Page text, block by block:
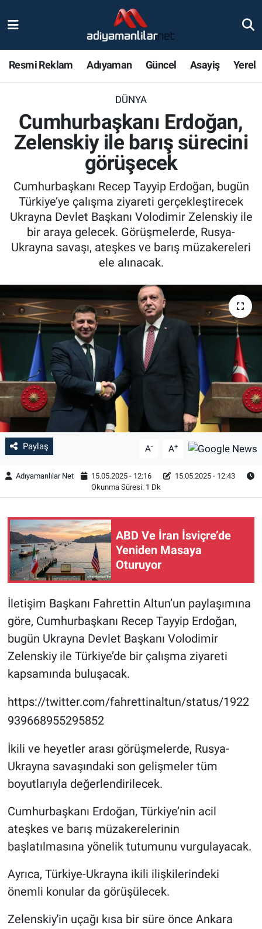
Resmi Reklam Adıyaman Güncel Asayiş Yerel
DÜNYA
Cumhurbaşkanı Erdoğan,
Zelenskiy ile barış sürecini
görüşecek
Cumhurbaşkanı Recep Tayyip Erdoğan, bugün
Türkiye’ye çalışma ziyareti gerçekleştirecek
Ukrayna Devlet Başkanı Volodimir Zelenskiy ile
bir araya gelecek. Görüşmelerde, Rusya-
Ukrayna savaşı, ateşkes ve barış müzakereleri
ele alınacak.
Paylaş A- A+
Adıyamanlılar Net 15.05.2025 - 12:16
15.05.2025 - 12:43
Okunma Süresi: 1 Dk
ABD Ve İran İsviçre’de
Yeniden Masaya
Oturuyor
İletişim Başkanı Fahrettin Altun’un paylaşımına
göre, Cumhurbaşkanı Recep Tayyip Erdoğan,
bugün Ukrayna Devlet Başkanı Volodimir
Zelenskiy ile Türkiye’de bir çalışma ziyareti
kapsamında buluşacak.
https://twitter.com/fahrettinaltun/status/1922
939668955295852
İkili ve heyetler arası görüşmelerde, Rusya-
Ukrayna savaşındaki son gelişmeler tüm
boyutlarıyla değerlendirilecek.
Cumhurbaşkanı Erdoğan, Türkiye’nin acil
ateşkes ve barış müzakerelerinin
başlatılmasına yönelik tutumunu vurgulayacak.
Ayrıca, Türkiye-Ukrayna ikili ilişkilerindeki
önemli konular da görüşülecek.
Zelenskiy'in uçağı kısa bir süre önce Ankara
Magazin
Bölge Haberleri
Gündem
Asayiş
Sağlık
Özel Haber
Kültür Sanat
Eğitim
Ekonomi
Yaşam
Çevre
Şambayat Haber
Nöbetçi Eczaneler
Adiyaman Namaz Vakitleri
Trafik Durumu
Süper Lig Puan Durumu ve Fikstür
Tüm Manşetler
Son Dakika Haberleri
Haber Arşivi